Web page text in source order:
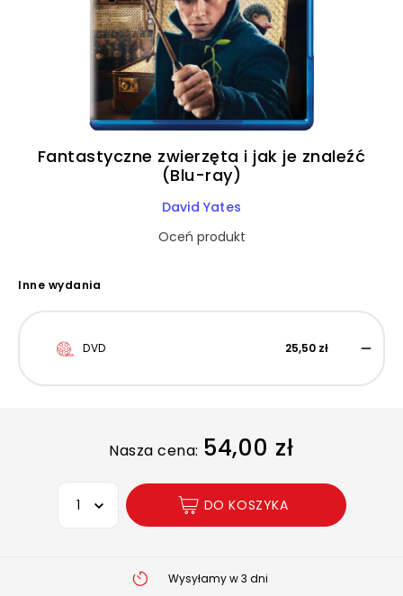
Fantastyczne zwierzęta i jak je znaleźć
(Blu-ray)
David Yates
Oceń produkt
Inne wydania
DVD 25,50 zł
Nasza cena: 54,00 zł
Wybierz opcję
DO KOSZYKA
Wysyłamy w 3 dni